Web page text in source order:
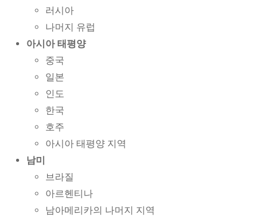
러시아
나머지 유럽
아시아 태평양
중국
일본
인도
한국
호주
아시아 태평양 지역
남미
브라질
아르헨티나
남아메리카의 나머지 지역